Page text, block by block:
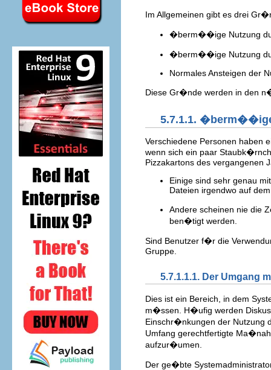
Im Allgemeinen gibt es drei
�berm��ige Nutzung
�berm��ige Nutzung
Normales Ansteigen der
Diese Gr�nde werden in den
5.7.1.1.
Verschiedene Personen haben
wenn sich ein paar
Pizzakartons des vergangenen
Einige sind sehr genau
Dateien irgendwo auf
Andere scheinen nie die
ben�tigt werden.
Sind Benutzer f�r die
Gruppe.
5.7.1.1.1. Der
Dies ist ein Bereich, in dem
m�ssen. H�ufig werden
Einschr�nkungen der Nutzung
Umfang gerechtfertigte
aufzur�umen.
Der ge�bte